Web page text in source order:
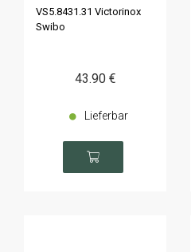
VS5.8431.31 Victorinox
Swibo
43.90 €
Lieferbar